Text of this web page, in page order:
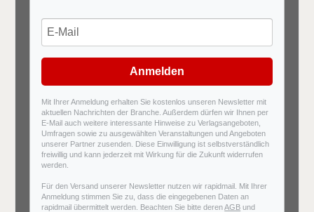
Anmelden
Mit Ihrer Anmeldung erhalten Sie kostenlos unseren Newsletter mit
aktuellen Nachrichten der Branche. Außerdem dürfen wir Ihnen per
E-Mail auch weitere interessante Hinweise zu Verlagsangeboten,
Umfragen sowie zu ausgewählten Veranstaltungen und Angeboten
unserer Partner zusenden. Diese Einwilligung ist selbstverständlich
freiwillig und kann jederzeit mit Wirkung für die Zukunft widerrufen
werden.
Für den Versand unserer Newsletter nutzen wir rapidmail. Mit Ihrer
Anmeldung stimmen Sie zu, dass die eingegebenen Daten an
rapidmail übermittelt werden. Beachten Sie bitte derenAGB und